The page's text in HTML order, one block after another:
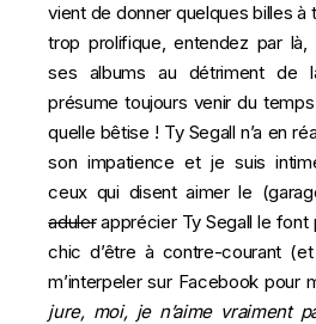
vient de donner quelques billes à
trop prolifique, entendez par
ses albums au détriment de
présume toujours venir du
quelle bêtise ! Ty Segall n’a en
son impatience et je suis
ceux qui disent aimer le
adulerapprécier Ty Segall le font
chic d’être à contre-courant
m’interpeler sur Facebook pour
jure, moi, je n’aime vraiment